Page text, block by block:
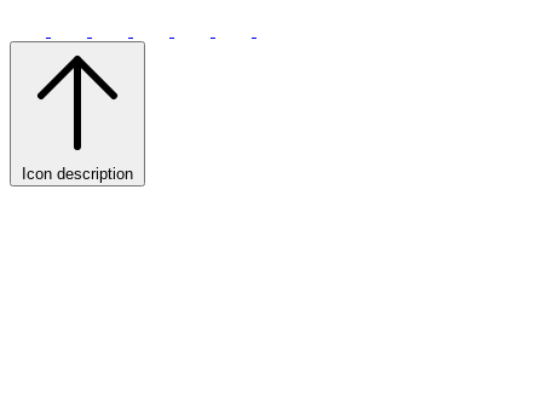
Icon description